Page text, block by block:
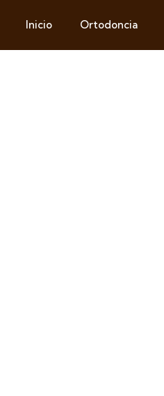
Inicio Ortodoncia